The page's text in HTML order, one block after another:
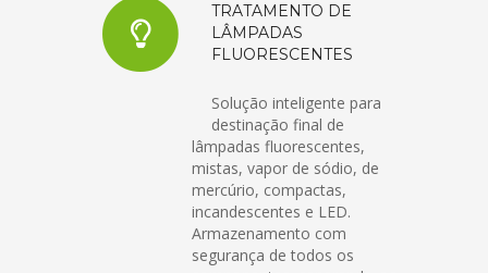
TRATAMENTO DE
LÂMPADAS
FLUORESCENTES
Solução inteligente para
destinação final de
lâmpadas fluorescentes,
mistas, vapor de sódio, de
mercúrio, compactas,
incandescentes e LED.
Armazenamento com
segurança de todos os